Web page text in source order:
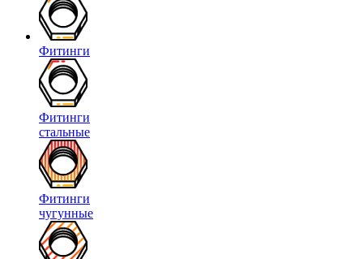
Фитинги
Фитинги
стальные
Фитинги
чугунные